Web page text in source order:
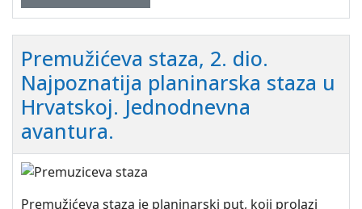
Premužićeva staza, 2. dio.
Najpoznatija planinarska staza u
Hrvatskoj. Jednodnevna
avantura.
Premužićeva staza je planinarski put, koji prolazi